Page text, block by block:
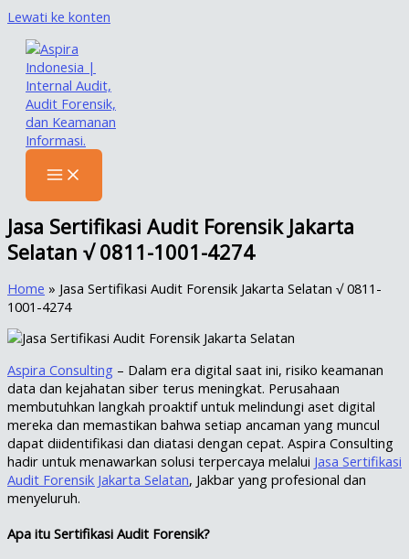
Lewati ke konten
Jasa Sertifikasi Audit Forensik Jakarta
Selatan √ 0811-1001-4274
Home » Jasa Sertifikasi Audit Forensik Jakarta Selatan √ 0811-
1001-4274
Aspira Consulting – Dalam era digital saat ini, risiko keamanan
data dan kejahatan siber terus meningkat. Perusahaan
membutuhkan langkah proaktif untuk melindungi aset digital
mereka dan memastikan bahwa setiap ancaman yang muncul
dapat diidentifikasi dan diatasi dengan cepat. Aspira Consulting
hadir untuk menawarkan solusi terpercaya melalui Jasa Sertifikasi
Audit Forensik Jakarta Selatan, Jakbar yang profesional dan
menyeluruh.
Apa itu Sertifikasi Audit Forensik?